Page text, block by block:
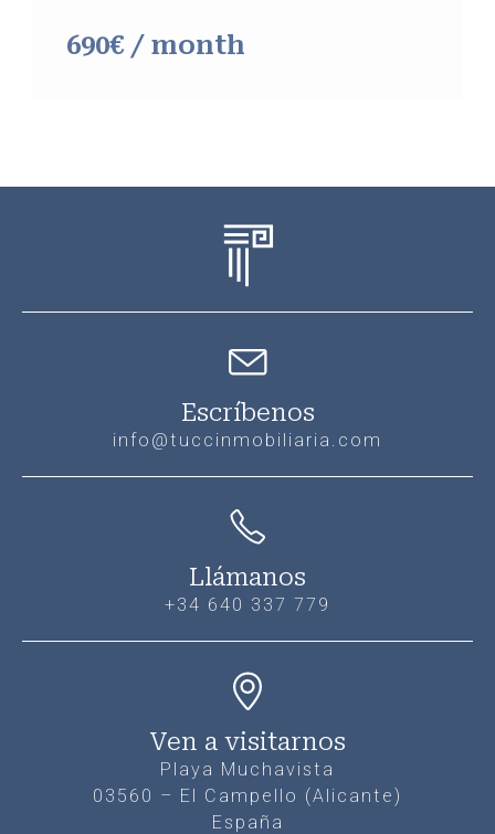
690€ / month
Escríbenos
info@tuccinmobiliaria.com
Llámanos
+34 640 337 779
Ven a visitarnos
Playa Muchavista
03560 – El Campello (Alicante)
España